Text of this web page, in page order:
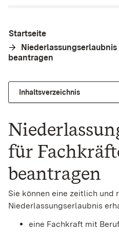
Startseite
beantragen
Inhaltsverzeichnis
für
beantragen
Sie können eine zeitlich
Niederlassungserlaubnis
eine Fachkraft mit